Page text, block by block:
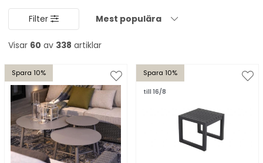
Filter Mest populära
Visar 60 av 338 artiklar
Spara 10% Spara 10%
till 16/8